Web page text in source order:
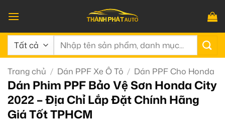
qua
nội
dung
Tìm
Trang chủ / Dán PPF Xe Ô Tô / Dán PPF Cho Honda
Dán Phim PPF Bảo Vệ Sơn Honda City
2022 – Địa Chỉ Lắp Đặt Chính Hãng
Giá Tốt TPHCM